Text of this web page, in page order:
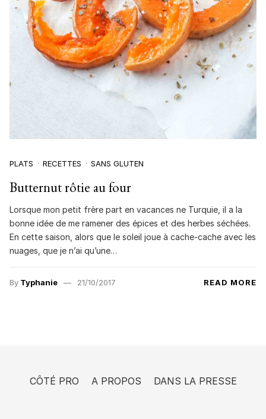
PLATS RECETTES SANS GLUTEN
Butternut rôtie au four
Lorsque mon petit frère part en vacances ne Turquie, il a la
bonne idée de me ramener des épices et des herbes séchées.
En cette saison, alors que le soleil joue à cache-cache avec les
nuages, que je n’ai qu’une…
By Typhanie 21/10/2017 READ MORE
CÔTÉ PRO A PROPOS DANS LA PRESSE